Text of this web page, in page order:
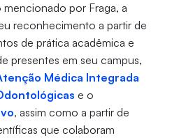
por Fraga, a
reconhecimento a partir de
de prática acadêmica e
presentes em seu campus,
Médica Integrada
e o
, assim como a partir de
que colaboram